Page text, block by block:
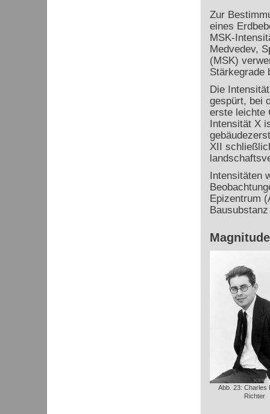
Zur
eines
MSK-
Medvedev,
(MSK)
Stärkegrade
Die
gespürt, bei
erste leichte
Intensität X
XII
Intensitäten
Epizentrum
Magnitude
Abb. 23: Charles
Richter